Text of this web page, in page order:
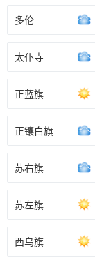
多伦
太仆寺
正蓝旗
正镶白旗
苏右旗
苏左旗
西乌旗